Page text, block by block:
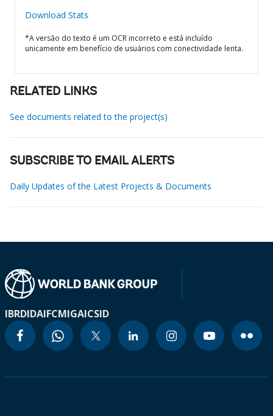
Download Stats
*A versão do texto é um OCR incorreto e está incluído
unicamente em benefício de usuários com conectividade lenta.
RELATED LINKS
See documents related to the project(s)
SUBSCRIBE TO EMAIL ALERTS
Daily Updates of the Latest Projects & Documents
IBRDIDAIFCMIGAICSID